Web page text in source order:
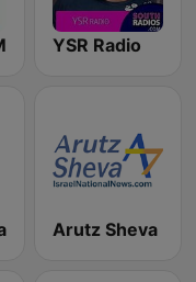
YSR Radio
Arutz Sheva